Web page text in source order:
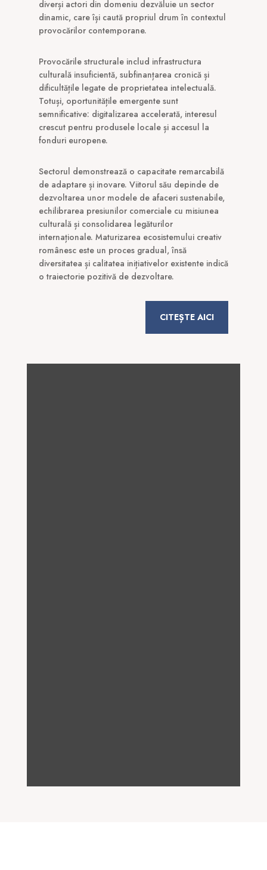
diverși actori din domeniu dezvăluie un sector
dinamic, care își caută propriul drum în contextul
provocărilor contemporane.
Provocările structurale includ infrastructura
culturală insuficientă, subfinanțarea cronică și
dificultățile legate de proprietatea intelectuală.
Totuși, oportunitățile emergente sunt
semnificative: digitalizarea accelerată, interesul
crescut pentru produsele locale și accesul la
fonduri europene.
Sectorul demonstrează o capacitate remarcabilă
de adaptare și inovare. Viitorul său depinde de
dezvoltarea unor modele de afaceri sustenabile,
echilibrarea presiunilor comerciale cu misiunea
culturală și consolidarea legăturilor
internaționale. Maturizarea ecosistemului creativ
românesc este un proces gradual, însă
diversitatea și calitatea inițiativelor existente indică
o traiectorie pozitivă de dezvoltare.
CITEȘTE AICI